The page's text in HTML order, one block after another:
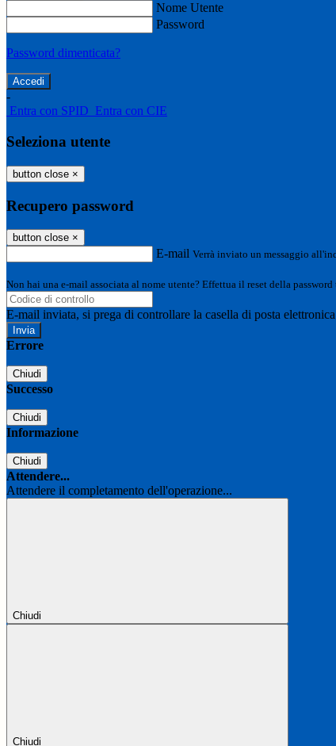
Nome Utente
Password
Password dimenticata?
-
Entra con SPID Entra con CIE
Seleziona utente
button close ×
Recupero password
button close ×
E-mail Verrà inviato un messaggio
Non hai una e-mail associata al nome utente? Effettua il reset della
E-mail inviata, si prega di controllare la casella di posta
Errore
Chiudi
Successo
Chiudi
Informazione
Chiudi
Attendere...
Attendere il completamento dell'operazione...
Chiudi
Chiudi